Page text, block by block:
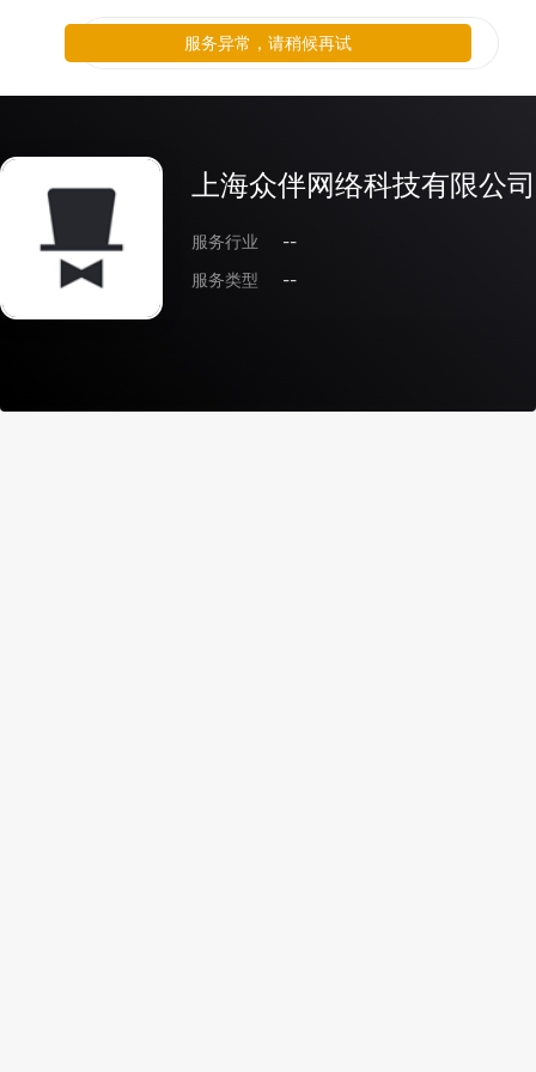
上海众伴网络科技有限公司
服务行业
--
服务类型
--
服务异常，请稍候再试